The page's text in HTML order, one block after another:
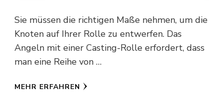
Sie müssen die richtigen Maße nehmen, um die
Knoten auf Ihrer Rolle zu entwerfen. Das
Angeln mit einer Casting-Rolle erfordert, dass
man eine Reihe von …
MEHR ERFAHREN